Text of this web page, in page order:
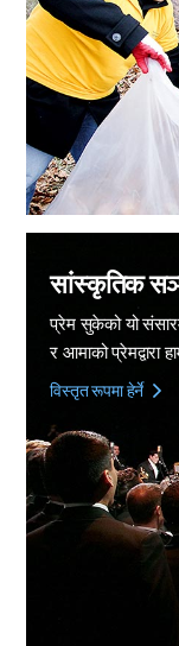
सांस्कृतिक
प्रेम सुकेको यो
र आमाको प्रेमद्वारा
विस्तृत रूपमा हेर्ने